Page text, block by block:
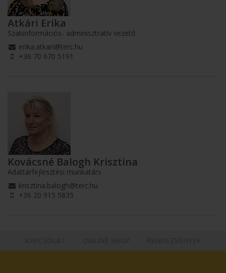
Atkári Erika
Szakinformációs- adminisztratív vezető
erika.atkari@terc.hu
+36 70 670 5191
Kovácsné Balogh Krisztina
Adattárfejlesztési munkatárs
krisztina.balogh@terc.hu
+36 20 915 5835